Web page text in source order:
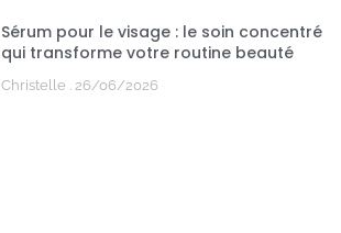
Sérum pour le visage : le soin concentré
qui transforme votre routine beauté
Christelle 26/06/2026